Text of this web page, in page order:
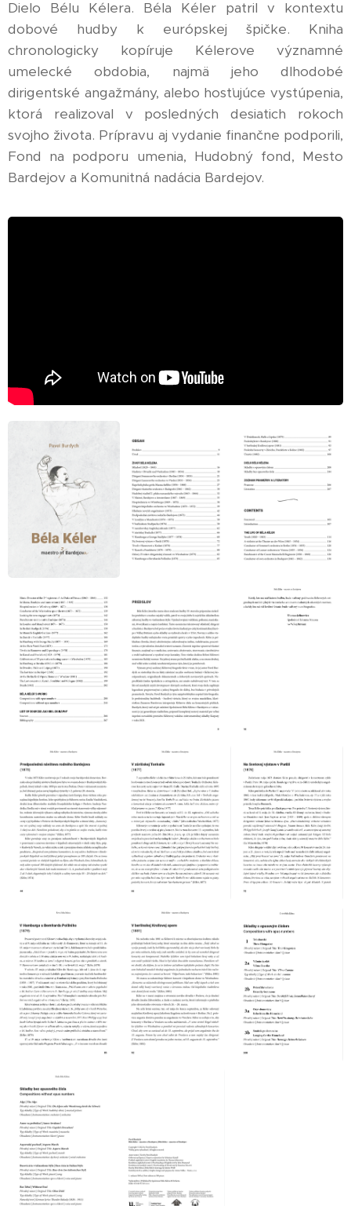
Dielo Bélu Kélera. Béla Kéler patril v kontextu
dobové hudby k európskej špičke. Kniha
chronologicky kopíruje Kélerove významné
umelecké obdobia, najmä jeho dlhodobé
dirigentské angažmány, alebo hosťujúce vystúpenia,
ktorá realizoval v posledných desiatich rokoch
svojho života. Prípravu aj vydanie finančne podporili,
Fond na podporu umenia, Hudobný fond, Mesto
Bardejov a Komunitná nadácia Bardejov.